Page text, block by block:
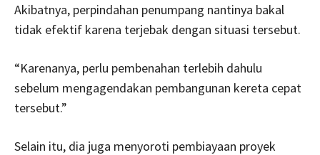
Akibatnya, perpindahan penumpang nantinya bakal
tidak efektif karena terjebak dengan situasi tersebut.
“Karenanya, perlu pembenahan terlebih dahulu
sebelum mengagendakan pembangunan kereta cepat
tersebut.”
Selain itu, dia juga menyoroti pembiayaan proyek